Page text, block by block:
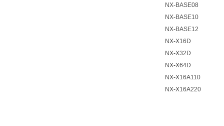
NX-BASE08
NX-BASE10
NX-BASE12
NX-X16D
NX-X32D
NX-X64D
NX-X16A110
NX-X16A220